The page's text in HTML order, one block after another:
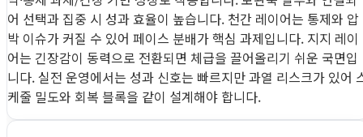
어 선택과 집중 시 성과 효율이 높습니다. 천간 레이어는 통제와 압
박 이슈가 커질 수 있어 페이스 분배가 핵심 과제입니다. 지지 레이
어는 긴장감이 동력으로 전환되면 체급을 끌어올리기 쉬운 국면입
니다. 실전 운영에서는 성과 신호는 빠르지만 과열 리스크가 있어
케줄 밀도와 회복 블록을 같이 설계해야 합니다.